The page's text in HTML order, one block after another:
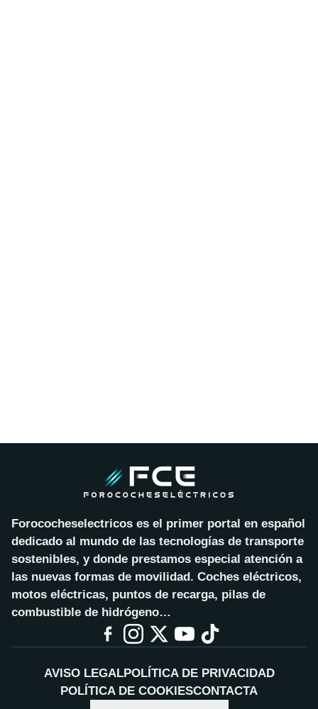
Forococheselectricos es el primer portal en español
dedicado al mundo de las tecnologías de transporte
sostenibles, y donde prestamos especial atención a
las nuevas formas de movilidad. Coches eléctricos,
motos eléctricas, puntos de recarga, pilas de
combustible de hidrógeno…
AVISO LEGALPOLÍTICA DE PRIVACIDAD
POLÍTICA DE COOKIESCONTACTA